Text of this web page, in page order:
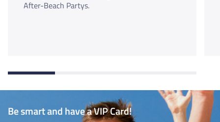
After-Beach Partys.
Be smart and have a VIP Card!